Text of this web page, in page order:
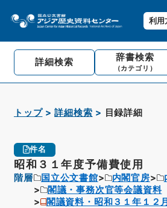
利用
詳細検索 辞書検索
（カテゴリ）
トップ 詳細検索 目録詳細
件名
昭和３１年度予備費使用
階層 国立公文書館 内閣官房
閣議・事務次官等会議資料
閣議資料・昭和３１年１２